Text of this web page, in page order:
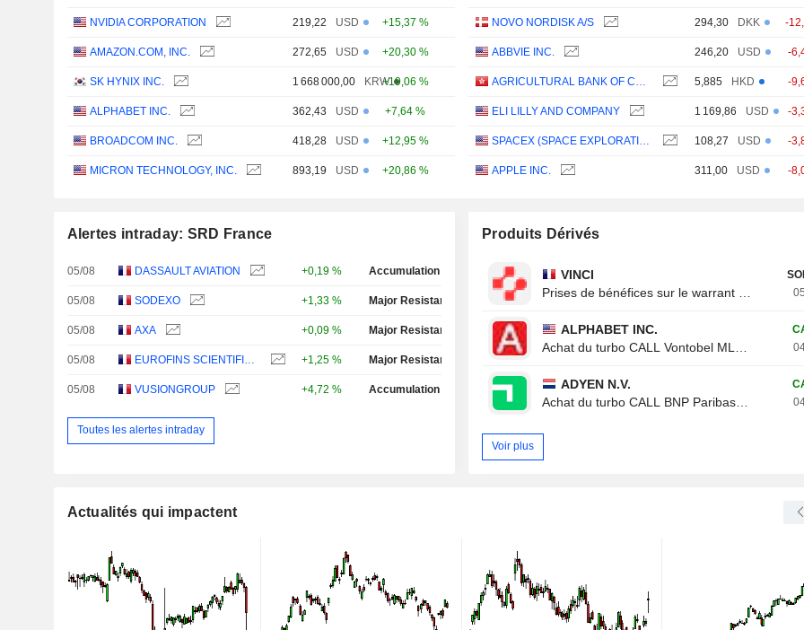
NVIDIA CORPORATION 219,22 USD +15,37 %
AMAZON.COM, INC. 272,65 USD +20,30 %
SK HYNIX INC. 1 668 000,00 KRW+19,06 %
ALPHABET INC. 362,43 USD +7,64 %
BROADCOM INC. 418,28 USD +12,95 %
MICRON TECHNOLOGY, INC. 893,19 USD +20,86 %
NOVO NORDISK A/S 294,30 DKK -
ABBVIE INC. 246,20 USD -
5,885 HKD -
ELI LILLY AND COMPANY 1 169,86 USD -
SPACEX (SPACE EXPLORATION TECHNOLOGIES) 108,27 USD -
APPLE INC. 311,00 USD -
Alertes intraday: SRD France
05/08 DASSAULT AVIATION +0,19 % Accumulation Phase
05/08 SODEXO +1,33 % Major Resistance Test
05/08 AXA +0,09 % Major Resistance Test
05/08 +1,25 % Major Resistance Test
05/08 VUSIONGROUP +4,72 % Accumulation Phase
Toutes les alertes intraday
Produits Dérivés
VINCI
Prises de bénéfices sur le warrant CALL
ALPHABET INC.
Achat du turbo CALL Vontobel ML19V
ADYEN N.V.
Achat du turbo CALL BNP Paribas 788XB
Voir plus
Actualités qui impactent